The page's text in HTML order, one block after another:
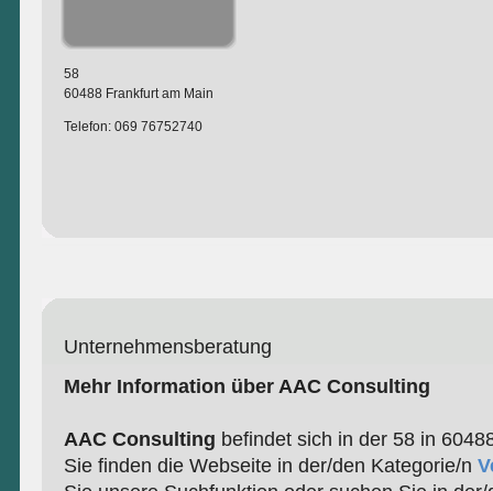
58
60488 Frankfurt am Main
Telefon: 069 76752740
Unternehmensberatung
Mehr Information über AAC Consulting
AAC Consulting befindet sich in der 58 in
Sie finden die Webseite in der/den Kategorie/n